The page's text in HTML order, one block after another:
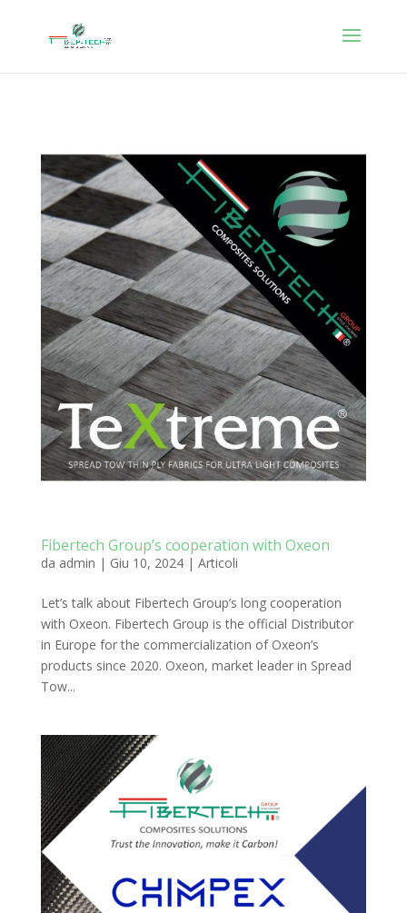
Fibertech Group’s cooperation with Oxeon
da admin | Giu 10, 2024| Articoli
Let’s talk about Fibertech Group’s long cooperation
with Oxeon. Fibertech Group is the official Distributor
in Europe for the commercialization of Oxeon’s
products since 2020. Oxeon, market leader in Spread
Tow...